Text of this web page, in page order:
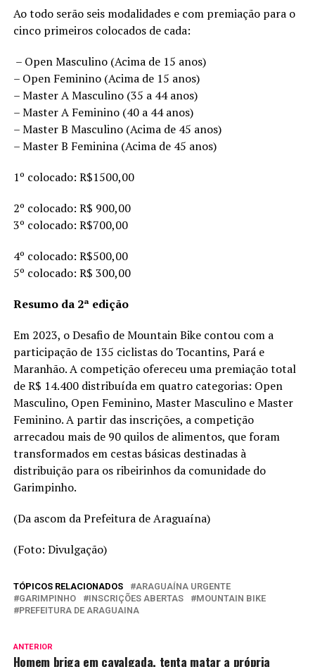
Ao todo serão seis modalidades e com premiação para o
cinco primeiros colocados de cada:
– Open Masculino (Acima de 15 anos)
– Open Feminino (Acima de 15 anos)
– Master A Masculino (35 a 44 anos)
– Master A Feminino (40 a 44 anos)
– Master B Masculino (Acima de 45 anos)
– Master B Feminina (Acima de 45 anos)
1º colocado: R$1500,00
2º colocado: R$ 900,00
3º colocado: R$700,00
4º colocado: R$500,00
5º colocado: R$ 300,00
Resumo da 2ª edição
Em 2023, o Desafio de Mountain Bike contou com a
participação de 135 ciclistas do Tocantins, Pará e
Maranhão. A competição ofereceu uma premiação total
de R$ 14.400 distribuída em quatro categorias: Open
Masculino, Open Feminino, Master Masculino e Master
Feminino. A partir das inscrições, a competição
arrecadou mais de 90 quilos de alimentos, que foram
transformados em cestas básicas destinadas à
distribuição para os ribeirinhos da comunidade do
Garimpinho.
(Da ascom da Prefeitura de Araguaína)
(Foto: Divulgação)
TÓPICOS RELACIONADOS
ARAGUAÍNA URGENTE
GARIMPINHO
INSCRIÇÕES ABERTAS
MOUNTAIN BIKE
PREFEITURA DE ARAGUAINA
ANTERIOR
Homem briga em cavalgada, tenta matar a própria